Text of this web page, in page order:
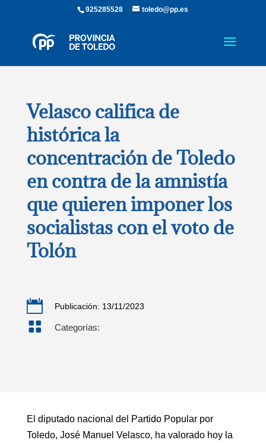
925285528 toledo@pp.es
Velasco califica de
histórica la
concentración de Toledo
en contra de la amnistía
que quieren imponer los
socialistas con el voto de
Tolón
 Publicación: 13/11/2023
 Categorías:
El diputado nacional del Partido Popular por
Toledo, José Manuel Velasco, ha valorado hoy la